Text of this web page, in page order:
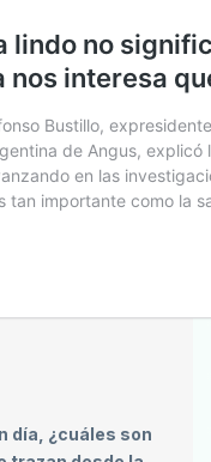
día, ¿cuáles son